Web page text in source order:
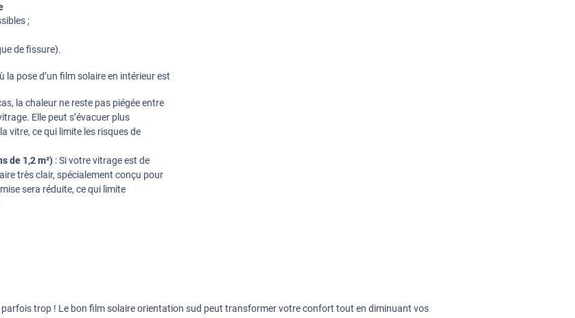
;
de fissure).
pose d’un film solaire en intérieur est
la chaleur ne reste pas piégée entre
Elle peut s’évacuer plus
vitre, ce qui limite les risques de
de 1,2 m²): Si votre vitrage est de
très clair, spécialement conçu pour
sera réduite, ce qui limite
parfois trop ! Le bon film solaire orientation sud peut transformer votre confort tout en diminuant vos